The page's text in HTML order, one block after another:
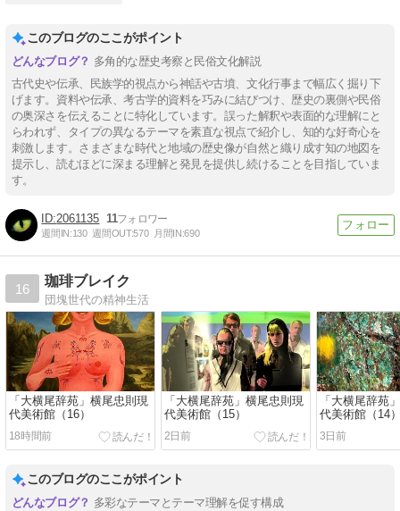
このブログのここがポイント
多角的な歴史考察と民俗文化解説
古代史や伝承、民族学的視点から神話や古墳、文化行事まで幅広く掘り下
げます。資料や伝承、考古学的資料を巧みに結びつけ、歴史の裏側や民俗
の奥深さを伝えることに特化しています。誤った解釈や表面的な理解にと
らわれず、タイプの異なるテーマを素直な視点で紹介し、知的な好奇心を
刺激します。さまざまな時代と地域の歴史像が自然と織り成す知の地図を
提示し、読むほどに深まる理解と発見を提供し続けることを目指していま
す。
2061135 11
週間IN:130 週間OUT:570 月間IN:690
16
珈琲ブレイク
団塊世代の精神生活
「大横尾辞苑」横尾忠則現
代美術館（16）
18時間前
「大横尾辞苑」横尾忠則現
代美術館（15）
2日前
「大横尾辞苑
代美術館（14
3日前
このブログのここがポイント
多彩なテーマとテーマ理解を促す構成